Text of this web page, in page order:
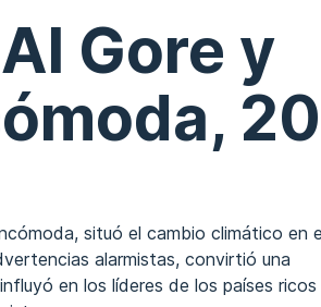
Gore y
20
situó el cambio climático en
alarmistas, convirtió una
en los líderes de los países